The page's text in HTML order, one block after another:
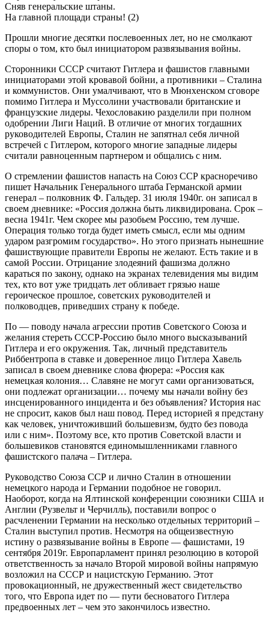
Сняв генеральские штаны.
На главной площади страны! (2)
Прошли многие десятки послевоенных лет, но не смолкают
споры о том, кто был инициатором развязывания войны.
Сторонники СССР считают Гитлера и фашистов главными
инициаторами этой кровавой бойни, а противники – Сталина
и коммунистов. Они умалчивают, что в Мюнхенском сговоре
помимо Гитлера и Муссолини участвовали британские и
французские лидеры. Чехословакию разделили при полном
одобрении Лиги Наций. В отличие от многих тогдашних
руководителей Европы, Сталин не запятнал себя личной
встречей с Гитлером, которого многие западные лидеры
считали равноценным партнером и общались с ним.
О стремлении фашистов напасть на Союз ССР красноречиво
пишет Начальник Генерального штаба Германской армии
генерал – полковник Ф. Гальдер. 31 июля 1940г. он записал в
своем дневнике: «Россия должна быть ликвидирована. Срок –
весна 1941г. Чем скорее мы разобьем Россию, тем лучше.
Операция только тогда будет иметь смысл, если мы одним
ударом разгромим государство». Но этого признать нынешние
фашиствующие правители Европы не желают. Есть такие и в
самой России. Отрицание злодеяний фашизма должно
караться по закону, однако на экранах телевидения мы видим
тех, кто вот уже тридцать лет обливает грязью наше
героическое прошлое, советских руководителей и
полководцев, приведших страну к победе.
По — поводу начала агрессии против Советского Союза и
желания стереть СССР-Россию было много высказываний
Гитлера и его окружения. Так, личный представитель
Риббентропа в ставке и доверенное лицо Гитлера Хавель
записал в своем дневнике слова фюрера: «Россия как
немецкая колония… Славяне не могут сами организоваться,
они подлежат организации… почему мы начали войну без
инсценированного инцидента и без объявления? История нас
не спросит, каков был наш повод. Перед историей я предстану
как человек, уничтоживший большевизм, будто без повода
или с ним». Поэтому все, кто против Советской власти и
большевиков становятся единомышленниками главного
фашистского палача – Гитлера.
Руководство Союза ССР и лично Сталин в отношении
немецкого народа и Германии подобное не говорил.
Наоборот, когда на Ялтинской конференции союзники США и
Англии (Рузвельт и Черчилль), поставили вопрос о
расчленении Германии на несколько отдельных территорий –
Сталин выступил против. Несмотря на общеизвестную
истину о развязывание войны в Европе — фашистами, 19
сентября 2019г. Европарламент принял резолюцию в которой
ответственность за начало Второй мировой войны напрямую
возложил на СССР и нацистскую Германию. Этот
провокационный, не дружественный жест свидетельство
того, что Европа идет по — пути бесноватого Гитлера
предвоенных лет – чем это закончилось известно.